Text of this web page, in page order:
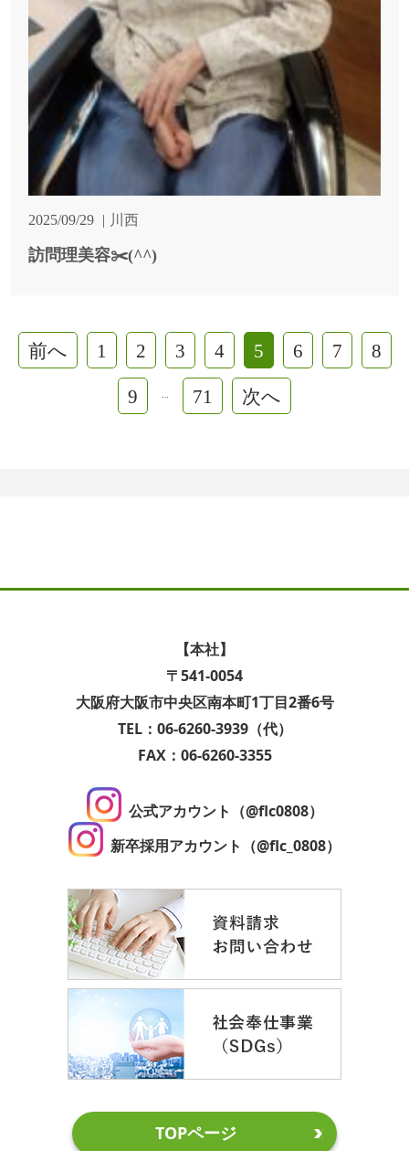
2025/09/29 川西
訪問理美容✂️(^^)
前へ 1 2 3 4 5 6 7 8
9 … 71 次へ
【本社】
〒541-0054
大阪府大阪市中央区南本町1丁目2番6号
TEL：06-6260-3939（代）
FAX：06-6260-3355
公式アカウント（@flc0808）
新卒採用アカウント（@flc_0808）
TOPページ